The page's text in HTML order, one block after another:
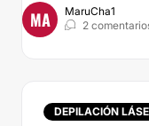
MA
MaruCha1
2
DEPILACIÓN